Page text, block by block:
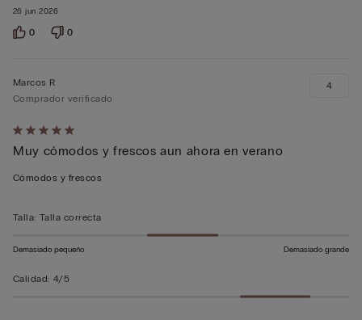
26 jun 2026
0 0
Calificación
de
5
5
Marcos R
Comprador verificado
Muy cómodos y frescos aun ahora en verano
Cómodos y frescos
4
Talla: Talla correcta
Demasiado pequeño Demasiado grande
Calidad: 4/5